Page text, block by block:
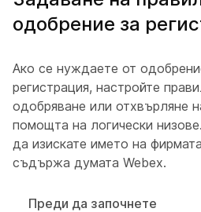
одобрение за
Ако се нуждаете от
регистрация, настройте
одобряване или отхвърляне
помощта на логически
да изискате името на
съдържа думата Webex.
Преди да започнете